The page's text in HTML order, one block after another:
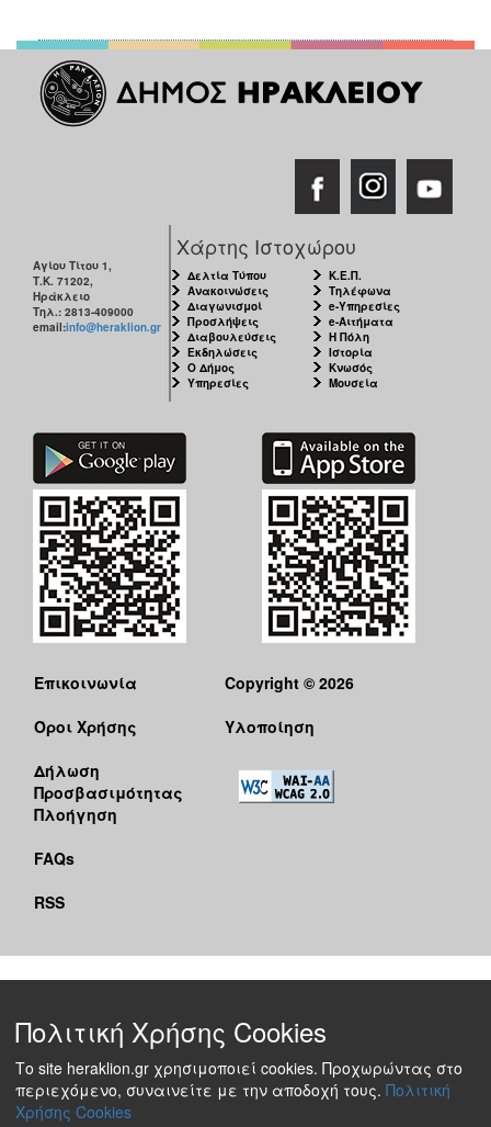
Αγίου Τίτου 1,
Τ.Κ. 71202,
Ηράκλειο
Τηλ.: 2813-409000
email:info@heraklion.gr
Χάρτης Ιστοχώρου
Δελτία Τύπου
Ανακοινώσεις
Διαγωνισμοί
Προσλήψεις
Διαβουλεύσεις
Εκδηλώσεις
Ο Δήμος
Υπηρεσίες
Κ.Ε.Π.
Τηλέφωνα
e-Υπηρεσίες
e-Αιτήματα
Η Πόλη
Ιστορία
Κνωσός
Μουσεία
Επικοινωνία
Όροι Χρήσης
Δήλωση
Προσβασιμότητας
Πλοήγηση
FAQs
RSS
Copyright © 2026
Υλοποίηση
Πολιτική Χρήσης Cookies
Το site heraklion.gr χρησιμοποιεί cookies. Προχωρώντας στο
περιεχόμενο, συναινείτε με την αποδοχή τους. Πολιτική
Χρήσης Cookies